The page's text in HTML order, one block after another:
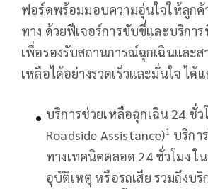
ฟอร์ดพร้อมมอบความอุ่นใจให้ลูกค้
ทาง ด้วยฟีเจอร์การขับขี่และบริกา
เพื่อรองรับสถานการณ์ฉุกเฉินและส
เหลือได้อย่างรวดเร็วและมั่นใจ ได้
บริการช่วยเหลือฉุกเฉิน 24 ชั่ว
Roadside Assistance)1 บริกา
ทางเทคนิคตลอด 24 ชั่วโมง ใ
อุบัติเหตุ หรือรถเสีย รวมถึงบริ